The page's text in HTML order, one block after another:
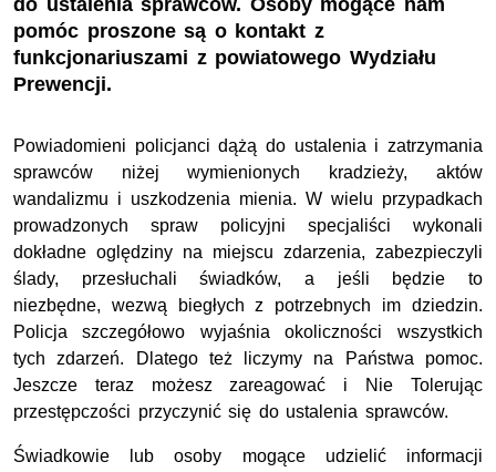
do ustalenia sprawców. Osoby mogące nam
pomóc proszone są o kontakt z
funkcjonariuszami z powiatowego Wydziału
Prewencji.
Powiadomieni policjanci dążą do ustalenia i zatrzymania
sprawców niżej wymienionych kradzieży, aktów
wandalizmu i uszkodzenia mienia. W wielu przypadkach
prowadzonych spraw policyjni specjaliści wykonali
dokładne oględziny na miejscu zdarzenia, zabezpieczyli
ślady, przesłuchali świadków, a jeśli będzie to
niezbędne, wezwą biegłych z potrzebnych im dziedzin.
Policja szczegółowo wyjaśnia okoliczności wszystkich
tych zdarzeń. Dlatego też liczymy na Państwa pomoc.
Jeszcze teraz możesz zareagować i Nie Tolerując
przestępczości przyczynić się do ustalenia sprawców.
Świadkowie lub osoby mogące udzielić informacji